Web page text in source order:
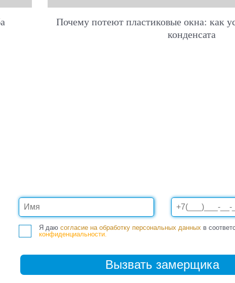
Почему потеют пластиковые окна: как
конденсата
Я даюсогласие на обработку персональных данных в
конфиденциальности.